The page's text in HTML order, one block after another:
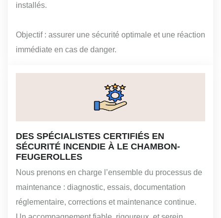
installés.
Objectif : assurer une sécurité optimale et une réaction
immédiate en cas de danger.
DES SPÉCIALISTES CERTIFIÉS EN
SÉCURITÉ INCENDIE À LE CHAMBON-
FEUGEROLLES
Nous prenons en charge l’ensemble du processus de
maintenance : diagnostic, essais, documentation
réglementaire, corrections et maintenance continue.